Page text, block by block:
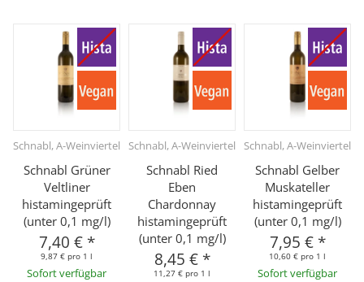
Schnabl, A-Weinviertel
Schnabl Grüner
Veltliner
histamingeprüft
(unter 0,1 mg/l)
7,40 € *
9,87 € pro 1 l
Sofort verfügbar
Schnabl, A-Weinviertel
Schnabl Ried
Eben
Chardonnay
histamingeprüft
(unter 0,1 mg/l)
8,45 € *
11,27 € pro 1 l
Schnabl, A-Weinviertel
Schnabl Gelber
Muskateller
histamingeprüft
(unter 0,1 mg/l)
7,95 € *
10,60 € pro 1 l
Sofort verfügbar